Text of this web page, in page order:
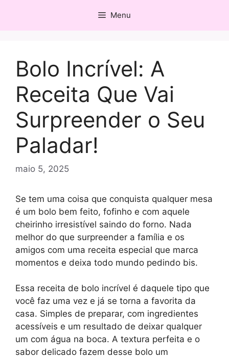
o
Menu
Bolo Incrível: A
Receita Que Vai
Surpreender o Seu
Paladar!
maio 5, 2025
Se tem uma coisa que conquista qualquer mesa
é um bolo bem feito, fofinho e com aquele
cheirinho irresistível saindo do forno. Nada
melhor do que surpreender a família e os
amigos com uma receita especial que marca
momentos e deixa todo mundo pedindo bis.
Essa receita de bolo incrível é daquele tipo que
você faz uma vez e já se torna a favorita da
casa. Simples de preparar, com ingredientes
acessíveis e um resultado de deixar qualquer
um com água na boca. A textura perfeita e o
sabor delicado fazem desse bolo um